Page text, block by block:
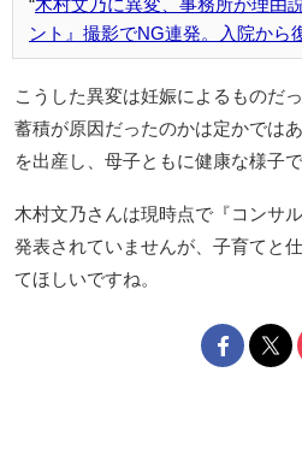
木村文乃に異変、事務所が理由
ント』撮影でNG連発。入院か
こうした異変は妊娠によるものだ
蓄積が原因だったのかは定かでは
を出産し、母子ともに健康な様子
木村文乃さんは現時点で『コンサ
発表されていませんが、子育てと
てほしいですね。